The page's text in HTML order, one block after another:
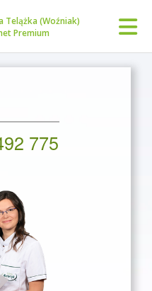
Telążka (Woźniak)
Premium
775